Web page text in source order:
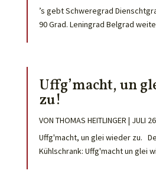
’s gebt Schweregrad
90 Grad. Leningrad Belgrad
Uffg’macht, un
zu!
VON THOMAS HEITLINGER | JULI
Uffg'macht, un glei wieder zu.
Kühlschrank: Uffg'macht un glei